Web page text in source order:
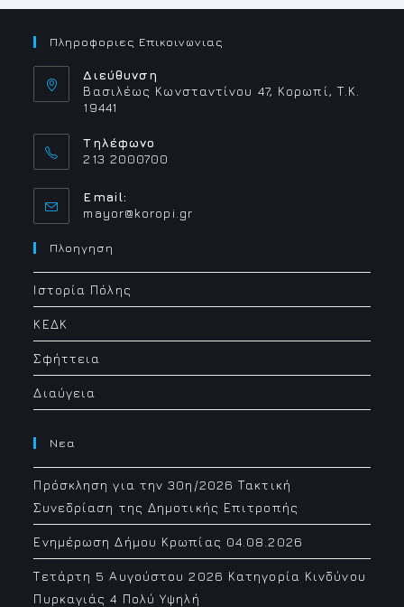
Πληροφοριες Επικοινωνιας
Διεύθυνση
Βασιλέως Κωνσταντίνου 47, Κορωπί, Τ.Κ.
19441
Τηλέφωνο
213 2000700
Email:
mayor@koropi.grOpens
Πλοηγηση
Ιστορία Πόλης
ΚΕΔΚ
Σφήττεια
Διαύγεια
Νεα
Πρόσκληση για την 30η/2026 Τακτική
Συνεδρίαση της Δημοτικής Επιτροπής
Ενημέρωση Δήμου Κρωπίας 04.08.2026
Τετάρτη 5 Αυγούστου 2026 Κατηγορία Κινδύνου
Πυρκαγιάς 4 Πολύ Υψηλή